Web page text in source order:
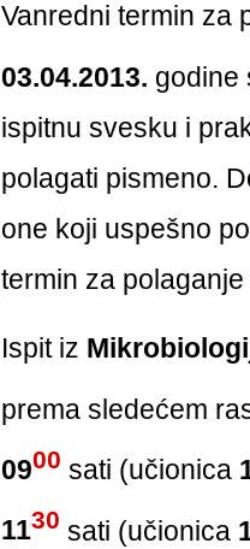
Vanredni termin za
03.04.2013. godine
ispitnu svesku i
polagati pismeno.
one koji uspešno
termin za
Ispit iz
prema sledećem
0900 sati (učionica
1130 sati (učionica